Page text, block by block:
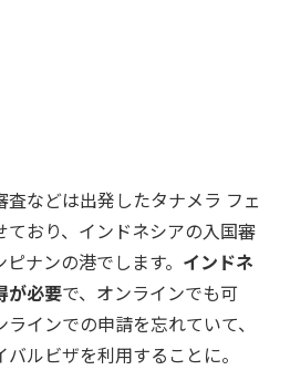
などは出発したタナメラ フェ
ており、インドネシアの入国審
ナンの港でします。 インドネ
が必要で、オンラインでも可
インでの申請を忘れていて、
ルビザを利用することに。